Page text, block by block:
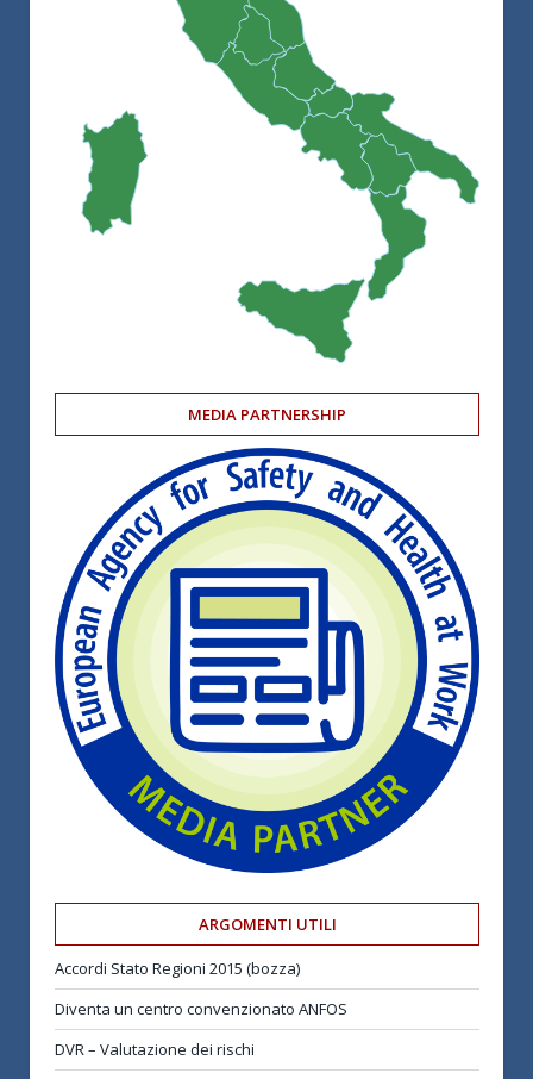
MEDIA PARTNERSHIP
ARGOMENTI UTILI
Accordi Stato Regioni 2015 (bozza)
Diventa un centro convenzionato ANFOS
DVR – Valutazione dei rischi